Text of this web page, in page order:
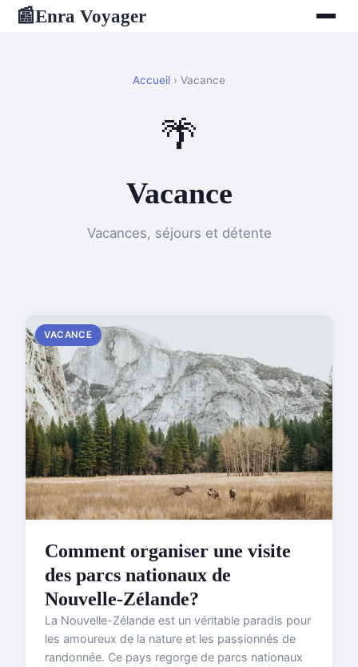
📰Enra Voyager
Accueil › Vacance
🌴
Vacance
Vacances, séjours et détente
VACANCE
Comment organiser une visite
des parcs nationaux de
Nouvelle-Zélande?
La Nouvelle-Zélande est un véritable paradis pour
les amoureux de la nature et les passionnés de
randonnée. Ce pays regorge de parcs nationaux